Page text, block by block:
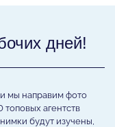
дней!
и мы направим фото
агентств
будут изучены,